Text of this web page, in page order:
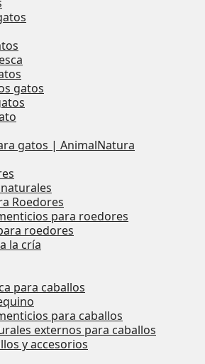
gatos
gatos | AnimalNatura
Roedores
para roedores
roedores
la cría
para caballos
para caballos
externos para caballos
y accesorios